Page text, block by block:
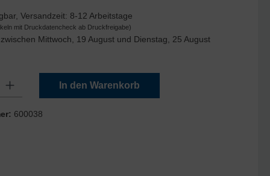
Versandzeit: 8-12 Arbeitstage
mit Druckdatencheck ab Druckfreigabe)
Mittwoch, 19 August und Dienstag, 25 August
In den Warenkorb
600038